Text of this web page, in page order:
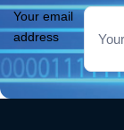
Your email
address